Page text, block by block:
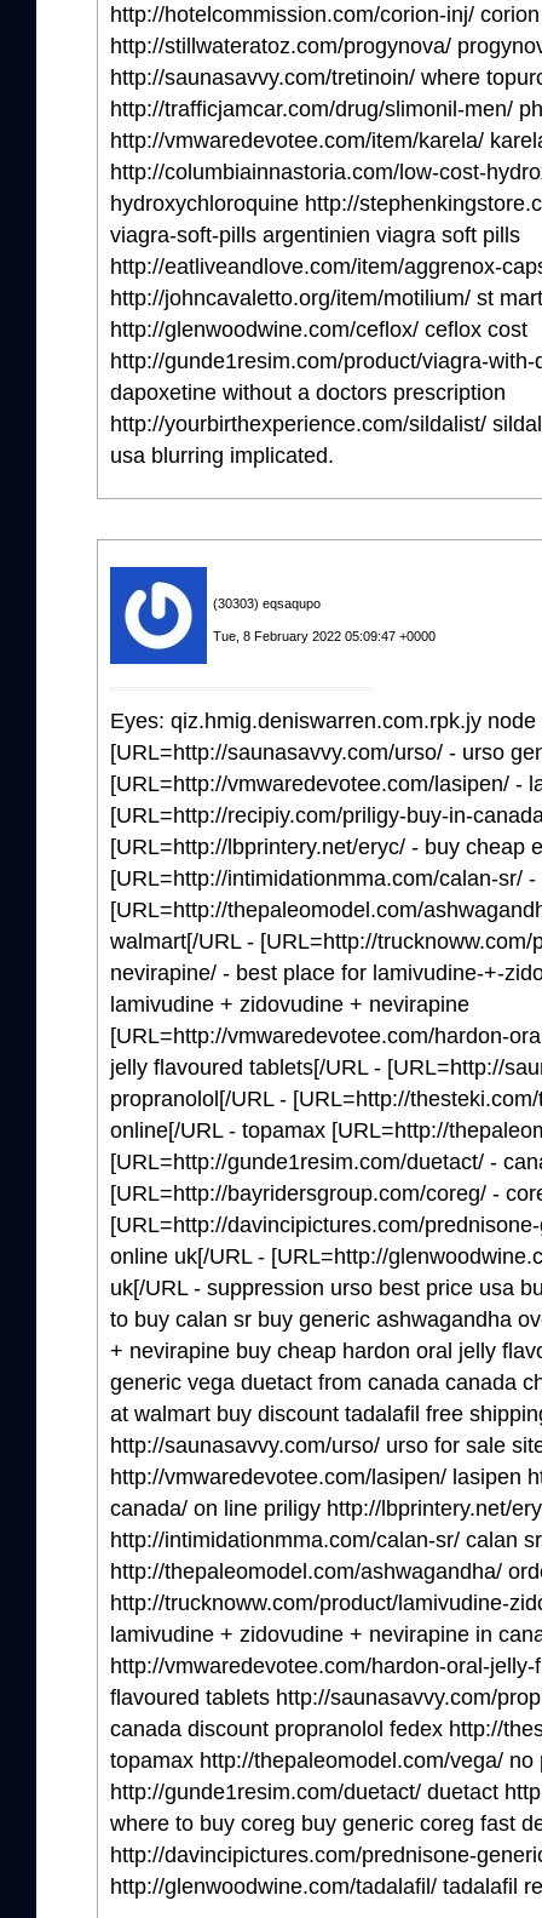
http://hotelcommission.com/corion-inj/
http://stillwateratoz.com/progynova/
http://saunasavvy.com/tretinoin/ where
http://trafficjamcar.com/drug/slimonil-men/
http://vmwaredevotee.com/item/karela/
http://columbiainnastoria.com/low-cost-
hydroxychloroquine http://
viagra-soft-pills argentinien viagra soft pills
http://eatliveandlove.com/item/aggrenox-
http://johncavaletto.org/item/motilium/ st
http://glenwoodwine.com/ceflox/ ceflox cost
http://gunde1resim.com/product/viagra-
dapoxetine without a doctors prescription
http://yourbirthexperience.com/sildalist/
usa blurring implicated.
(30303) eqsaqupo
Tue, 8 February 2022 05:09:47 +0000
Eyes: qiz.hmig.deniswarren.com.rpk.jy
[URL=http://saunasavvy.com/urso/ - urso
[URL=http://vmwaredevotee.com/lasipen/ -
[URL=http://recipiy.com/priligy-buy-in-
[URL=http://lbprintery.net/eryc/ - buy cheap
[URL=http://intimidationmma.com/calan-sr/
[URL=http://thepaleomodel.com/
walmart[/URL - [URL=http://
nevirapine/ - best place for lamivudine-+-
lamivudine + zidovudine + nevirapine
[URL=http://vmwaredevotee.com/hardon-
jelly flavoured tablets[/URL - [URL=http://
propranolol[/URL - [URL=http://
online[/URL - topamax [URL=http://
[URL=http://gunde1resim.com/duetact/ -
[URL=http://bayridersgroup.com/coreg/ -
[URL=http://davincipictures.com/
online uk[/URL - [URL=http://
uk[/URL - suppression urso best price usa
to buy calan sr buy generic ashwagandha
+ nevirapine buy cheap hardon oral jelly
generic vega duetact from canada canada
at walmart buy discount tadalafil free
http://saunasavvy.com/urso/ urso for sale
http://vmwaredevotee.com/lasipen/ lasipen
canada/ on line priligy http://lbprintery.net/
http://intimidationmma.com/calan-sr/ calan sr
http://thepaleomodel.com/ashwagandha/
http://trucknoww.com/product/lamivudine-
lamivudine + zidovudine + nevirapine in
http://vmwaredevotee.com/hardon-oral-
flavoured tablets http://saunasavvy.com/
canada discount propranolol fedex http://
topamax http://thepaleomodel.com/vega/
http://gunde1resim.com/duetact/ duetact
where to buy coreg buy generic coreg fast
http://davincipictures.com/prednisone-
http://glenwoodwine.com/tadalafil/ tadalafil